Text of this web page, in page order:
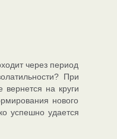
через период
При
вернется на круги
нового
успешно удается